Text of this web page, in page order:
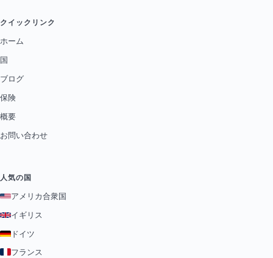
クイックリンク
ホーム
国
ブログ
保険
概要
お問い合わせ
人気の国
アメリカ合衆国
イギリス
ドイツ
フランス